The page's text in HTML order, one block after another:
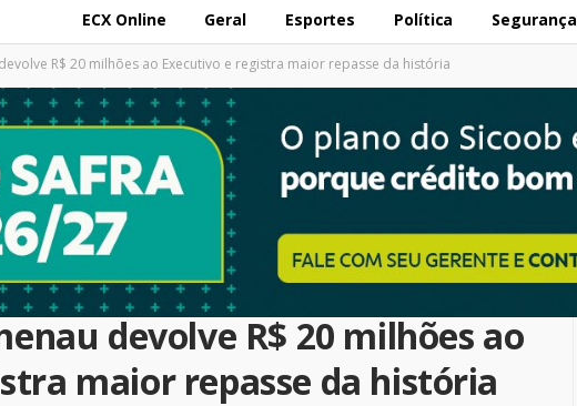
ECX Online Geral Esportes Política Segurança
R$ 20 milhões ao Executivo e registra maior repasse da história
devolve R$ 20 milhões ao
maior repasse da história